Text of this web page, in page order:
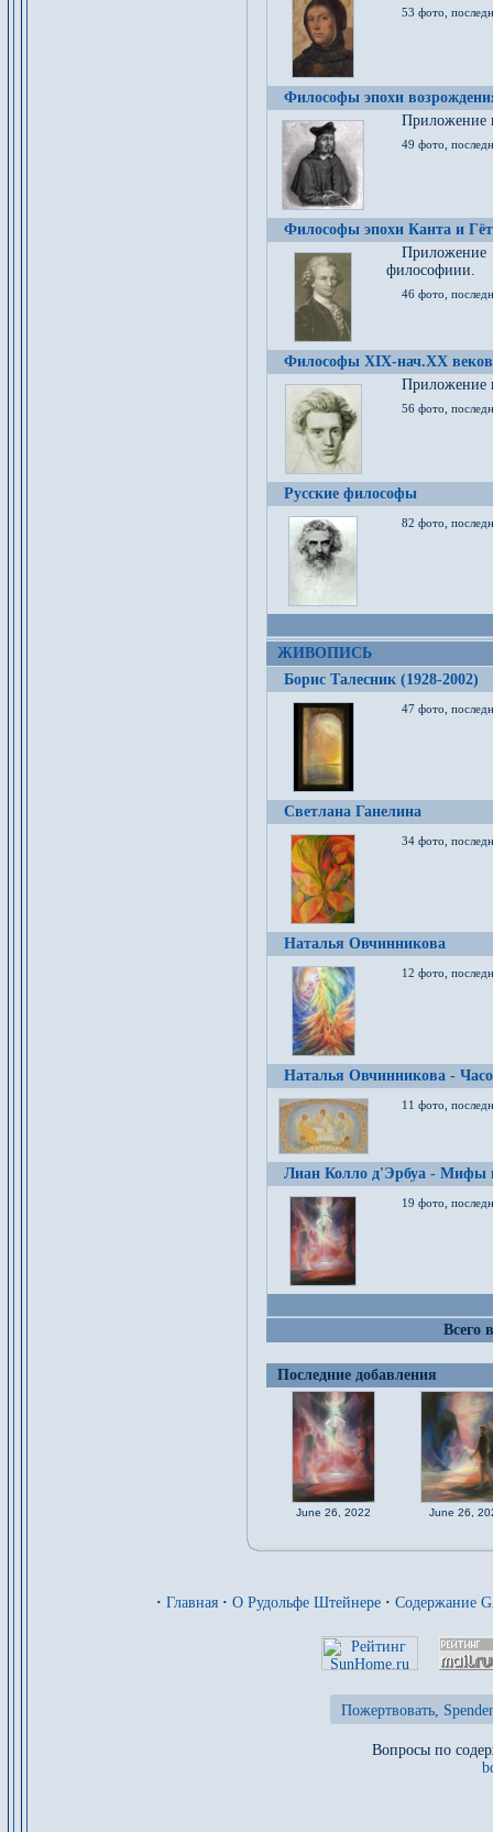
53 фото,
Философы эпохи
Приложение
49 фото,
Философы эпохи Канта и
философиии.
46 фото,
Философы XIX-нач.XX веков
Приложение
56 фото,
Русские философы
82 фото,
ЖИВОПИСЬ
Борис Талесник (1928-2002)
47 фото,
Светлана Ганелина
34 фото,
Наталья Овчинникова
12 фото,
Наталья Овчинникова -
11 фото,
Лиан Колло д'Эрбуа - Мифы
19 фото,
Всего
Последние добавления
June 26, 2022 June 26,
· Главная · О Рудольфе Штейнере · Содержание
Пожертвовать,
Вопросы по